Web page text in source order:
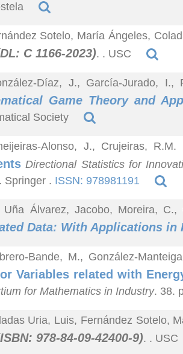
Sotelo, María Ángeles,
C 1166-2023). . USC
Díaz, J., García-Jurado, I.,
Game Theory and
Society
Alonso, J., Crujeiras, R.M.
Directional Statistics for
Springer . ISSN: 978981191
Álvarez, Jacobo, Moreira, C.,
Data: With Applications in
Bande, M., González-
Variables related with
for Mathematics in Industry. 38.
Uria, Luis, Fernández Sotelo,
978-84-09-42400-9). . USC